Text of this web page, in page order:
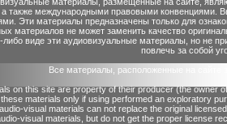
также международными правовыми конвенциями.
Эти материалы предназначены только для
материалов не может заменить качество
либо виде эти аудиовизуальные материалы, но не
повлечь за собой
Все материалы, расположенные на сайте
on this site are property of their producer (the owner
materials only if using performed an exploratory
visual materials can not replace the original
visual materials, but do not get the proper license